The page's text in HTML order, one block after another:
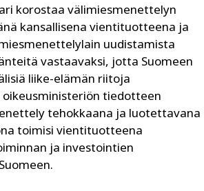
korostaa välimiesmenettelyn
kansallisena vientituotteena ja
uudistamista
vastaavaksi, jotta Suomeen
liike-elämän riitoja
tiedotteen
tehokkaana ja luotettavana
toimisi vientituotteena
ja investointien